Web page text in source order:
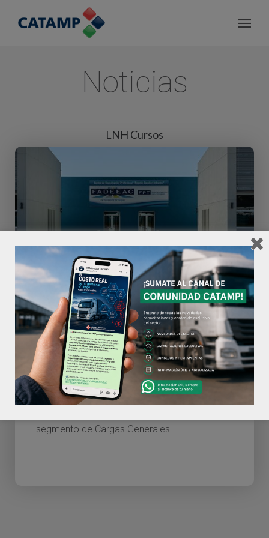
Noticias
LNH Cursos
Aranceles
Costos aranceles FPT para
Cargas Generales
Desde el 1º de Septiembre de 2018 aumentan
segmento de Cargas Generales.